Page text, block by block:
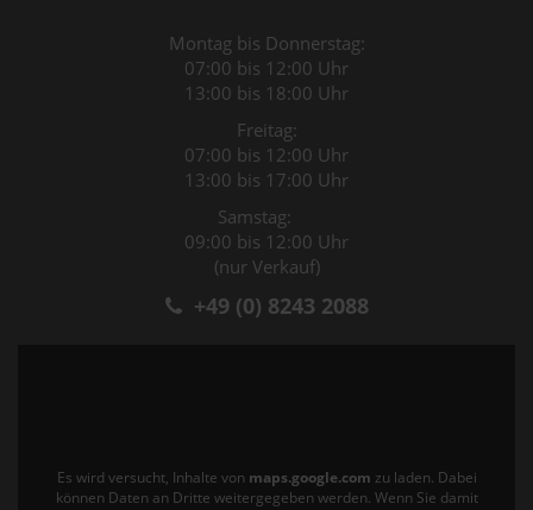
Montag bis Donnerstag:
07:00 bis 12:00 Uhr
13:00 bis 18:00 Uhr
Freitag:
07:00 bis 12:00 Uhr
13:00 bis 17:00 Uhr
Samstag:
09:00 bis 12:00 Uhr
(nur Verkauf)
+49 (0) 8243 2088
Es wird versucht, Inhalte von maps.google.com zu laden. Dabei
können Daten an Dritte weitergegeben werden. Wenn Sie damit